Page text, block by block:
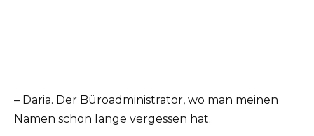
– Daria. Der Büroadministrator, wo man meinen
Namen schon lange vergessen hat.